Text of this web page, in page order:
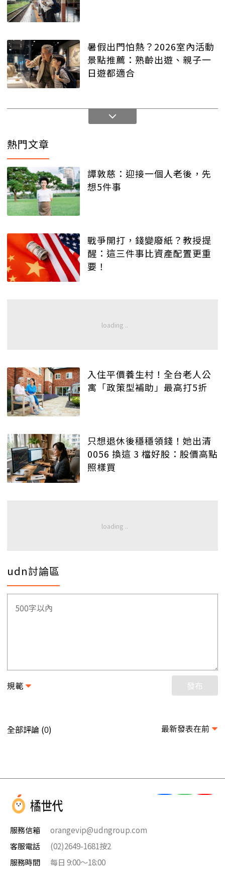
暑假出門怕熱？2026室內活動
景點推薦：熟齡出遊、親子一
日遊都適合
熱門文章
譚敦慈：迎接一個人老後，先
想5件事
戰爭開打，錢變廢紙？教授提
醒：這三件事比資產配置更重
要！
入住平價養生村！全台老人公
寓「政策型補助」最高打5折
只想退休後穩穩領錢！她出清
0056 換這 3 檔好股：股價高點
照樣買
udn討論區
規範 發布
全部評論 (0) 最新發表在前
服務信箱
orangevip@udngroup.com
客服電話
(02)2649-1681按2
服務時間
每日 9:00～18:00